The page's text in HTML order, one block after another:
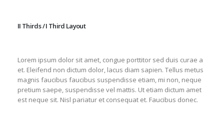
II Thirds / I Third Layout
Lorem ipsum dolor sit amet, congue porttitor sed duis curae a
et. Eleifend non dictum dolor, lacus diam sapien. Tellus metus
magnis faucibus faucibus suspendisse etiam, mi non, neque
pretium saepe, suspendisse vel mattis. Ut etiam dictum amet
est neque sit. Nisl pariatur et consequat et. Faucibus donec.